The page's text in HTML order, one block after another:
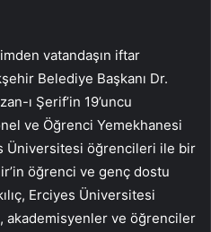
vatandaşın iftar
Belediye Başkanı Dr.
ı Şerif’in 19’uncu
ve Öğrenci Yemekhanesi
Üniversitesi öğrencileri ile bir
öğrenci ve genç dostu
Erciyes Üniversitesi
akademisyenler ve öğrenciler